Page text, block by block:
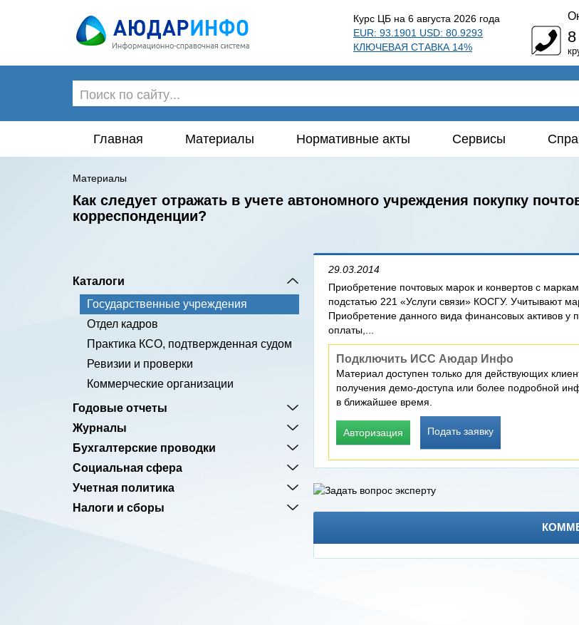
Курс ЦБ на 6 августа 2026 года
EUR: 93.1901 USD: 80.9293
КЛЮЧЕВАЯ СТАВКА 14%
Главная Материалы Нормативные акты Сервисы
Материалы
Как следует отражать в учете автономного учреждения покупку
корреспонденции?
Каталоги
Государственные учреждения
Отдел кадров
Практика КСО, подтвержденная судом
Ревизии и проверки
Коммерческие организации
Годовые отчеты
Журналы
Бухгалтерские проводки
Социальная сфера
Учетная политика
Налоги и сборы
29.03.2014
Приобретение почтовых марок и конвертов с
подстатью 221 «Услуги связи» КОСГУ. Учитывают
Приобретение данного вида финансовых активов у
оплаты,...
Подключить ИСС Аюдар Инфо
Материал доступен только для действующих
получения демо-доступа или более подробной
в ближайшее время.
Авторизация Подать заявку